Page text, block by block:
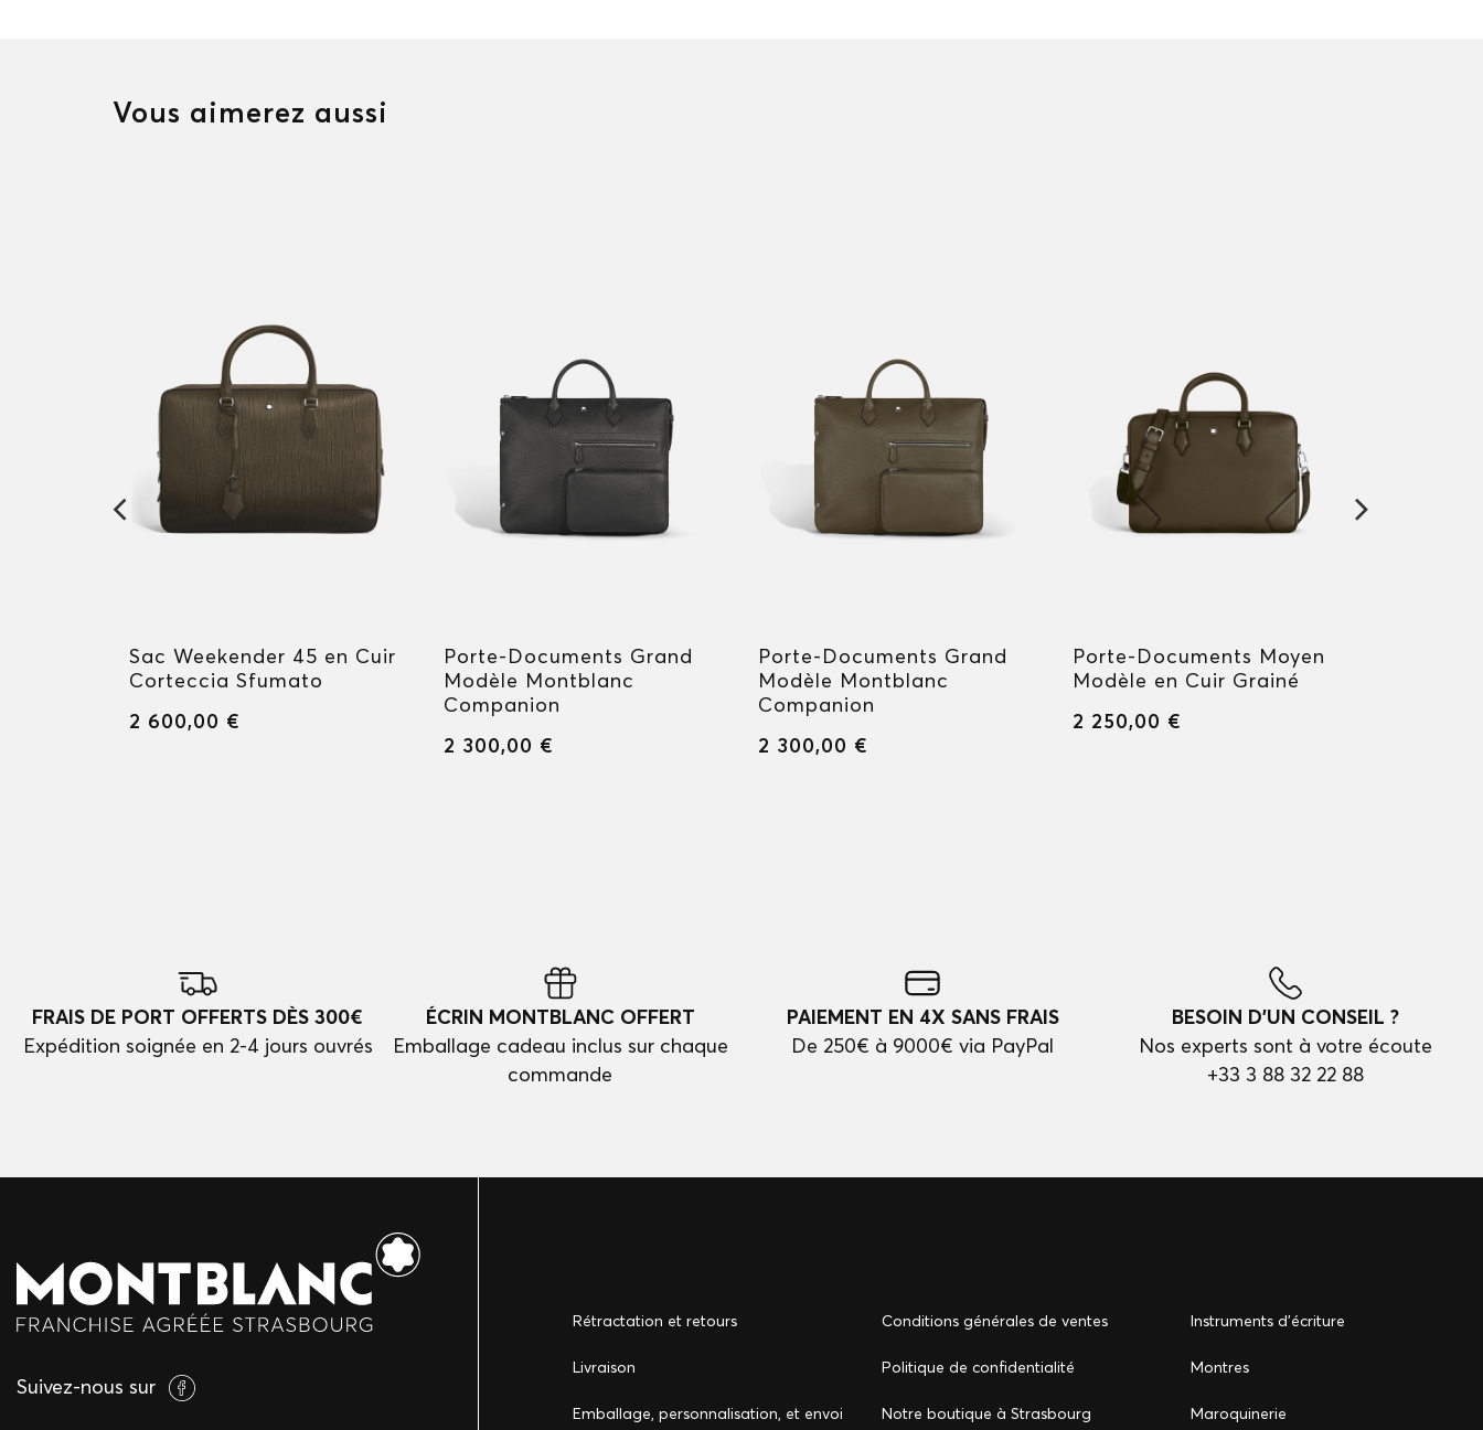
Vous aimerez aussi
Sac Weekender 45 en Cuir
Corteccia Sfumato
2 600,00 €
Porte-Documents Grand
Modèle Montblanc
Companion
2 300,00 €
Porte-Documents Grand
Modèle Montblanc
Companion
2 300,00 €
Porte-Documents Moyen
Modèle en Cuir Grainé
2 250,00 €
FRAIS DE PORT OFFERTS DÈS 300€
Expédition soignée en 2-4 jours ouvrés
ÉCRIN MONTBLANC OFFERT
Emballage cadeau inclus sur chaque
commande
PAIEMENT EN 4X SANS FRAIS
De 250€ à 9000€ via PayPal
BESOIN D'UN CONSEIL ?
Nos experts sont à votre écoute
+33 3 88 32 22 88
Suivez-nous sur
Rétractation et retours
Livraison
Emballage, personnalisation, et envoi
Conditions générales de ventes
Politique de confidentialité
Notre boutique à Strasbourg
Instruments d'écriture
Montres
Maroquinerie